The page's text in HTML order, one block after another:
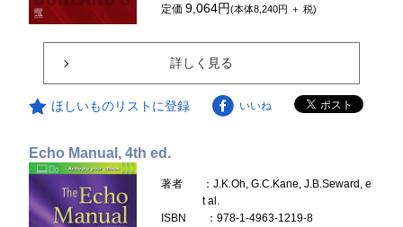
定価9,064円(本体8,240円 ＋ 税)
詳しく見る
ほしいものリストに登録 いいね
Echo Manual, 4th ed.
著者
：J.K.Oh, G.C.Kane, J.B.Seward, e
t al.
ISBN
：978-1-4963-1219-8